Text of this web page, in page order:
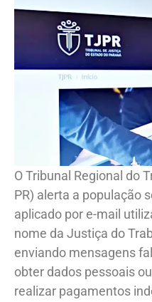
O Tribunal Regional do
PR) alerta a população
aplicado por e-mail
nome da Justiça do
enviando mensagens
obter dados pessoais
realizar pagamentos